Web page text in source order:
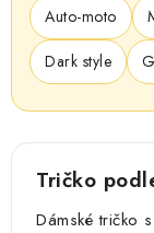
Auto-moto
Dark style
Tričko
Dámské tričko